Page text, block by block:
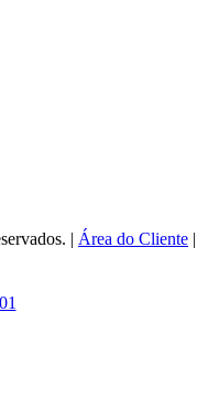
| Área do Cliente |